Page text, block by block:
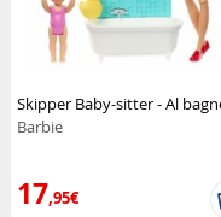
Skipper Baby-sitter - Al
Barbie
17,95€